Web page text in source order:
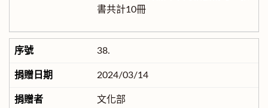
書共計10冊
38.
2024/03/14
文化部